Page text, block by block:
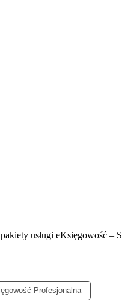
usługi eKsięgowość –
Profesjonalna